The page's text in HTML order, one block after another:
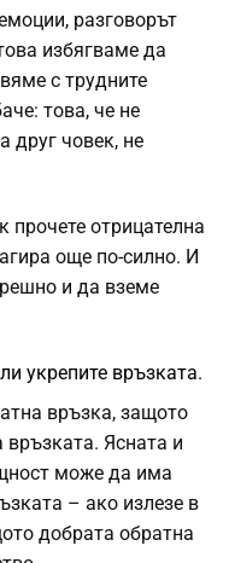
разговорът
избягваме да
с трудните
това, че не
друг човек, не
прочете отрицателна
още по-силно. И
и да вземе
укрепите връзката.
връзка, защото
връзката. Ясната и
може да има
– ако излезе в
добрата обратна